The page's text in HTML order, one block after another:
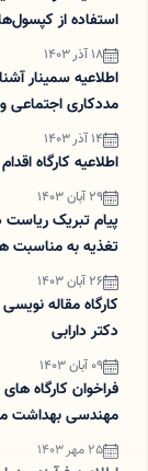
استفاده از
18 آذر 1403
اطلاعیه سمینار
مددکاری اجتماعی
پژوهش در آن
14 آذر 1403
اطلاعیه کارگاه
29 آبان 1403
پیام تبریک
تغذیه به مناسبت
26 آبان 1403
کارگاه مقاله
دکتر دارابی
09 آبان 1403
فراخوان کارگاه
مهندسی بهداشت
25 مهر 1403